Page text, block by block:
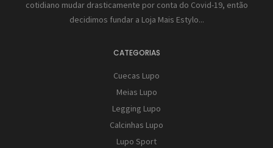
cotidiano mudar drasticamente por conta do Covid-19, então
decidimos fundar a Loja Mais Estylo...
CATEGORIAS
Cuecas Lupo
Meias Lupo
Legging Lupo
Calcinhas Lupo
Lupo Sport